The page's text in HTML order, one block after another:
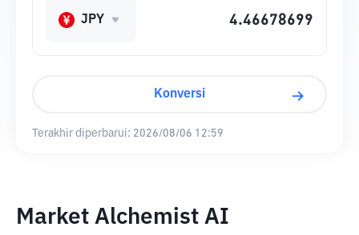
JPY
Konversi
Terakhir diperbarui: 2026/08/06 12:59
Market Alchemist AI